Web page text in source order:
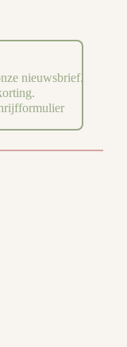
nieuwsbrief.